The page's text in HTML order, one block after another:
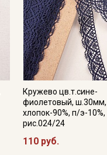
Кружево цв.т.сине-
фиолетовый, ш.30мм,
хлопок-90%, п/э-10%,
рис.024/24
110 руб.